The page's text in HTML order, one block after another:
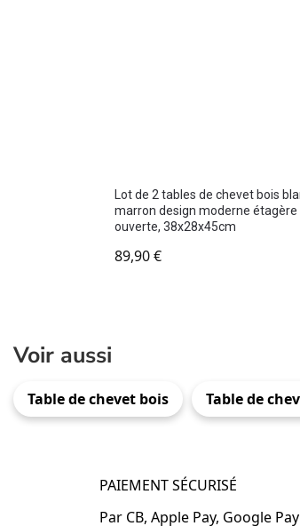
Lot de 2 tables de chevet bois
marron design moderne étagère
ouverte, 38x28x45cm
89,90€
Voir aussi
Table de chevet bois Table de
PAIEMENT SÉCURISÉ
Par CB, Apple Pay, Google